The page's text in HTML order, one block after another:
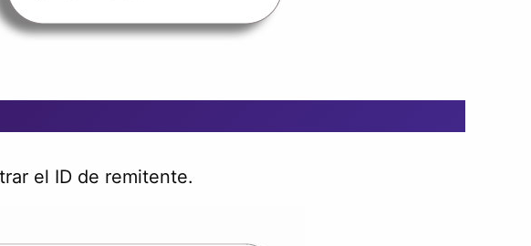
el ID de remitente.